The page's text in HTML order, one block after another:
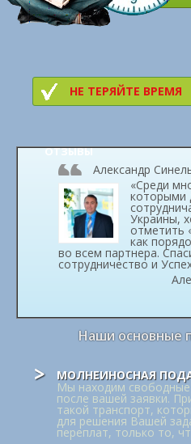
НЕ ТЕРЯЙТЕ ВРЕМЯ
ОТЗЫВЫ
Александр
«Среди
которыми
Украины,
отметить
как
во всем партнера.
сотрудничество и
Наши основные
МОЛНЕИНОСНАЯ
Мы находим
после вашей заявки.
такой транспорт,
для решения Вашей
переплат, только то,